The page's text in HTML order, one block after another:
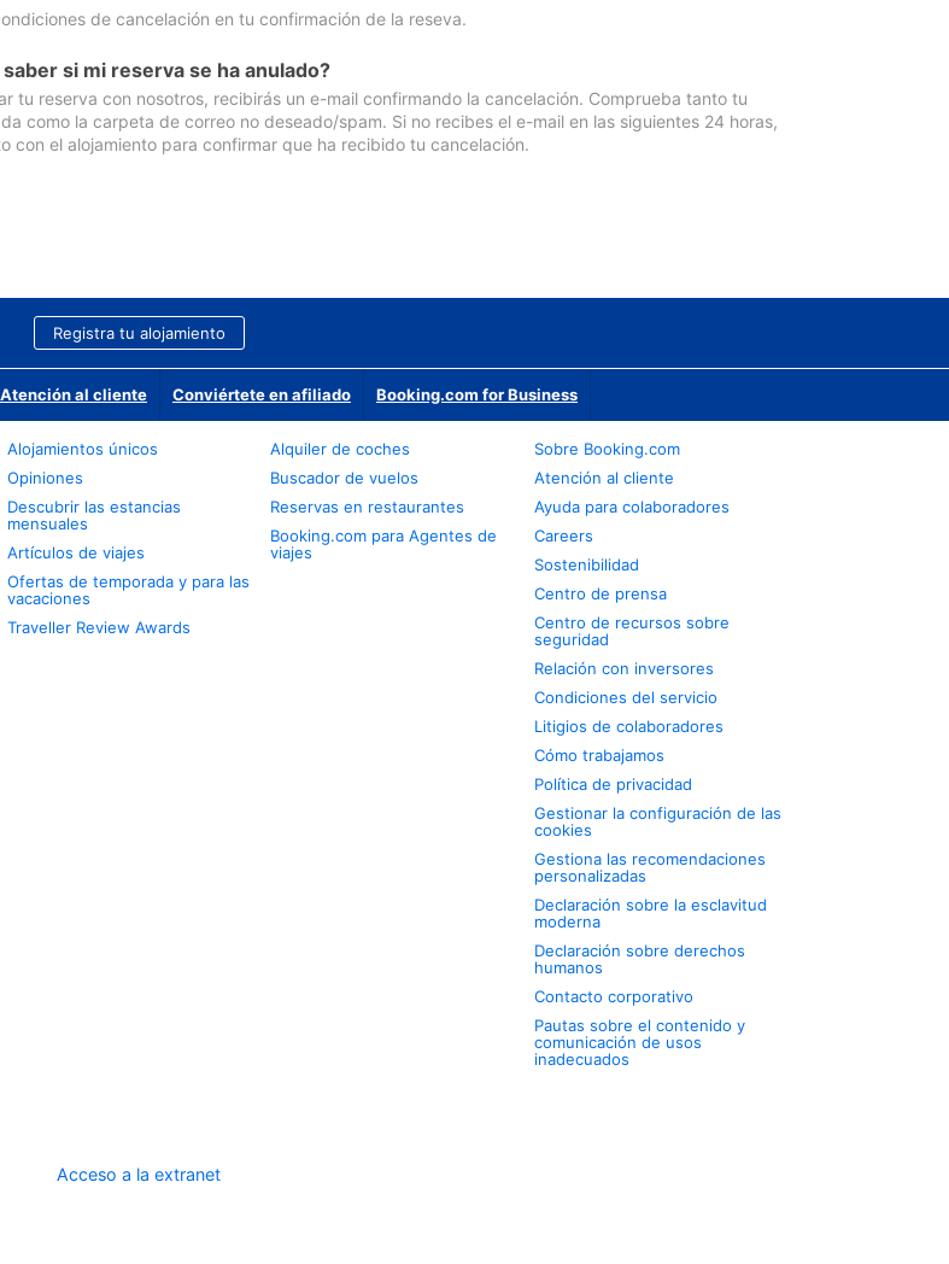
de cancelación en tu confirmación de la reseva.
si mi reserva se ha anulado?
tu reserva con nosotros, recibirás un e-mail confirmando la cancelación. Comprueba tanto tu
como la carpeta de correo no deseado/spam. Si no recibes el e-mail en las siguientes 24 horas,
con el alojamiento para confirmar que ha recibido tu cancelación.
Registra tu alojamiento
Atención al cliente Conviértete en afiliado Booking.com for Business
Alojamientos únicos
Opiniones
Descubrir las estancias
mensuales
Artículos de viajes
Ofertas de temporada y para las
vacaciones
Traveller Review Awards
Alquiler de coches
Buscador de vuelos
Reservas en restaurantes
Booking.com para Agentes de
viajes
Sobre Booking.com
Atención al cliente
Ayuda para colaboradores
Careers
Sostenibilidad
Centro de prensa
Centro de recursos sobre
seguridad
Relación con inversores
Condiciones del servicio
Litigios de colaboradores
Cómo trabajamos
Política de privacidad
Gestionar la configuración de las
cookies
Gestiona las recomendaciones
personalizadas
Declaración sobre la esclavitud
moderna
Declaración sobre derechos
humanos
Contacto corporativo
Pautas sobre el contenido y
comunicación de usos
inadecuados
Acceso a la extranet